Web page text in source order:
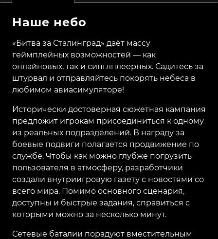
Наше небо
«Битва за Сталинград» даёт массу
геймплейных возможностей — как
онлайновых, так и синглплеерных. Садитесь за
штурвал и отправляйтесь покорять небеса в
любимом авиасимуляторе!
Исторически достоверная сюжетная кампания
предложит игрокам присоединиться к одному
из реальных подразделений. В награду за
боевые подвиги полагается продвижение по
службе. Чтобы как можно глубже погрузить
пользователя в атмосферу, разработчики
создали внутриигровую газету с новостями со
всего мира. Помимо основного сценария,
доступны и быстрые задания, справиться с
которыми можно за несколько минут.
Сетевые баталии порадуют вместительным